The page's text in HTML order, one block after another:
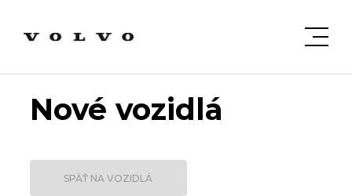
Nové vozidlá
SPÄŤ NA VOZIDLÁ